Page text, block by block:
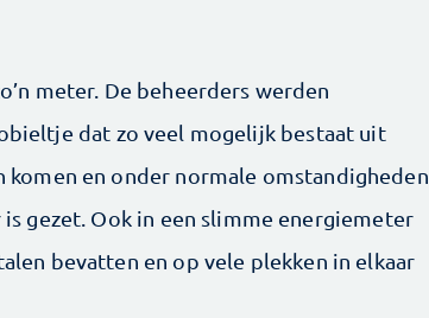
meter. De beheerders werden
dat zo veel mogelijk bestaat uit
en onder normale omstandigheden
gezet. Ook in een slimme energiemeter
bevatten en op vele plekken in elkaar